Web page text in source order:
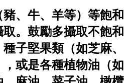
、牛、羊等）等飽和
。鼓勵多攝取不飽和
子堅果類（如芝麻、
或是各種植物油（如